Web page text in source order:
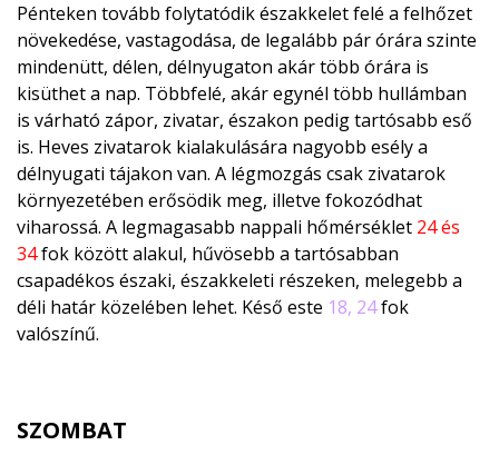
Pénteken tovább folytatódik északkelet felé a felhőzet
növekedése, vastagodása, de legalább pár órára szinte
mindenütt, délen, délnyugaton akár több órára is
kisüthet a nap. Többfelé, akár egynél több hullámban
is várható zápor, zivatar, északon pedig tartósabb eső
is. Heves zivatarok kialakulására nagyobb esély a
délnyugati tájakon van. A légmozgás csak zivatarok
környezetében erősödik meg, illetve fokozódhat
viharossá. A legmagasabb nappali hőmérséklet 24 és
34fok között alakul, hűvösebb a tartósabban
csapadékos északi, északkeleti részeken, melegebb a
déli határ közelében lehet. Késő este 18, 24fok
valószínű.
SZOMBAT